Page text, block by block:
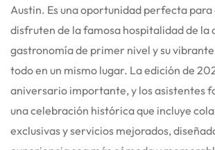
Austin. Es una oportunidad perfecta para
disfruten de la famosa hospitalidad de la
gastronomía de primer nivel y su
todo en un mismo lugar. La edición de
aniversario importante, y los asistentes
una celebración histórica que incluye
exclusivas y servicios mejorados,